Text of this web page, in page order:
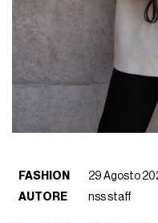
FASHION
29 Agosto
AUTORE
nss staff